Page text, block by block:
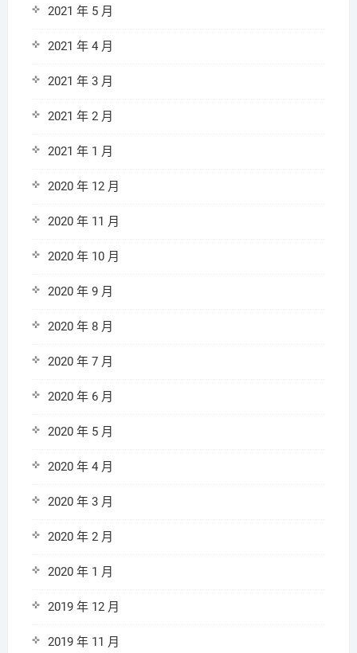
2021 年 5 月
2021 年 4 月
2021 年 3 月
2021 年 2 月
2021 年 1 月
2020 年 12 月
2020 年 11 月
2020 年 10 月
2020 年 9 月
2020 年 8 月
2020 年 7 月
2020 年 6 月
2020 年 5 月
2020 年 4 月
2020 年 3 月
2020 年 2 月
2020 年 1 月
2019 年 12 月
2019 年 11 月